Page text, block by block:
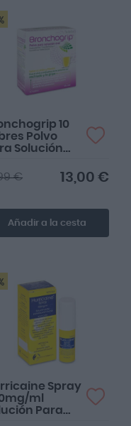
10
Polvo
Solución
13,00 €
€
Añadir a la cesta
Spray
ml
Para